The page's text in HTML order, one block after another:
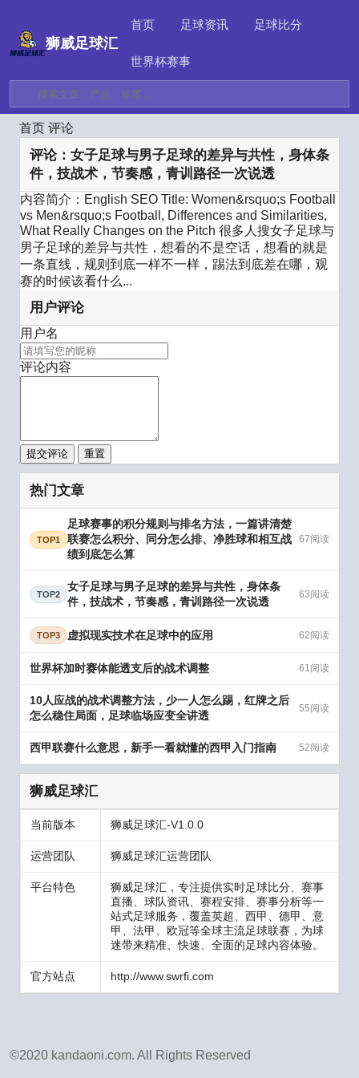
狮威足球汇
首页 足球资讯 足球比分
世界杯赛事
首页 评论
评论： 女子足球与男子足球的差异与共性，身体条
件，技战术，节奏感，青训路径一次说透
内容简介：English SEO Title: Women&rsquo;s Football
vs Men&rsquo;s Football, Differences and Similarities,
What Really Changes on the Pitch 很多人搜女子足球与
男子足球的差异与共性，想看的不是空话，想看的就是
一条直线，规则到底一样不一样，踢法到底差在哪，观
赛的时候该看什么...
用户评论
用户名
评论内容
提交评论 重置
热门文章
TOP1
足球赛事的积分规则与排名方法，一篇讲清楚
联赛怎么积分、同分怎么排、净胜球和相互战
绩到底怎么算
67阅读
TOP2
女子足球与男子足球的差异与共性，身体条
件，技战术，节奏感，青训路径一次说透
63阅读
TOP3 虚拟现实技术在足球中的应用 62阅读
世界杯加时赛体能透支后的战术调整 61阅读
10人应战的战术调整方法，少一人怎么踢，红牌之后
怎么稳住局面，足球临场应变全讲透
55阅读
西甲联赛什么意思，新手一看就懂的西甲入门指南 52阅读
狮威足球汇
当前版本 狮威足球汇-V1.0.0
运营团队 狮威足球汇运营团队
平台特色
狮威足球汇，专注提供实时足球比分、赛事
直播、球队资讯、赛程安排、赛事分析等一
站式足球服务，覆盖英超、西甲、德甲、意
甲、法甲、欧冠等全球主流足球联赛，为球
迷带来精准、快速、全面的足球内容体验。
官方站点 http://www.swrfi.com
©2020 kandaoni.com. All Rights Reserved